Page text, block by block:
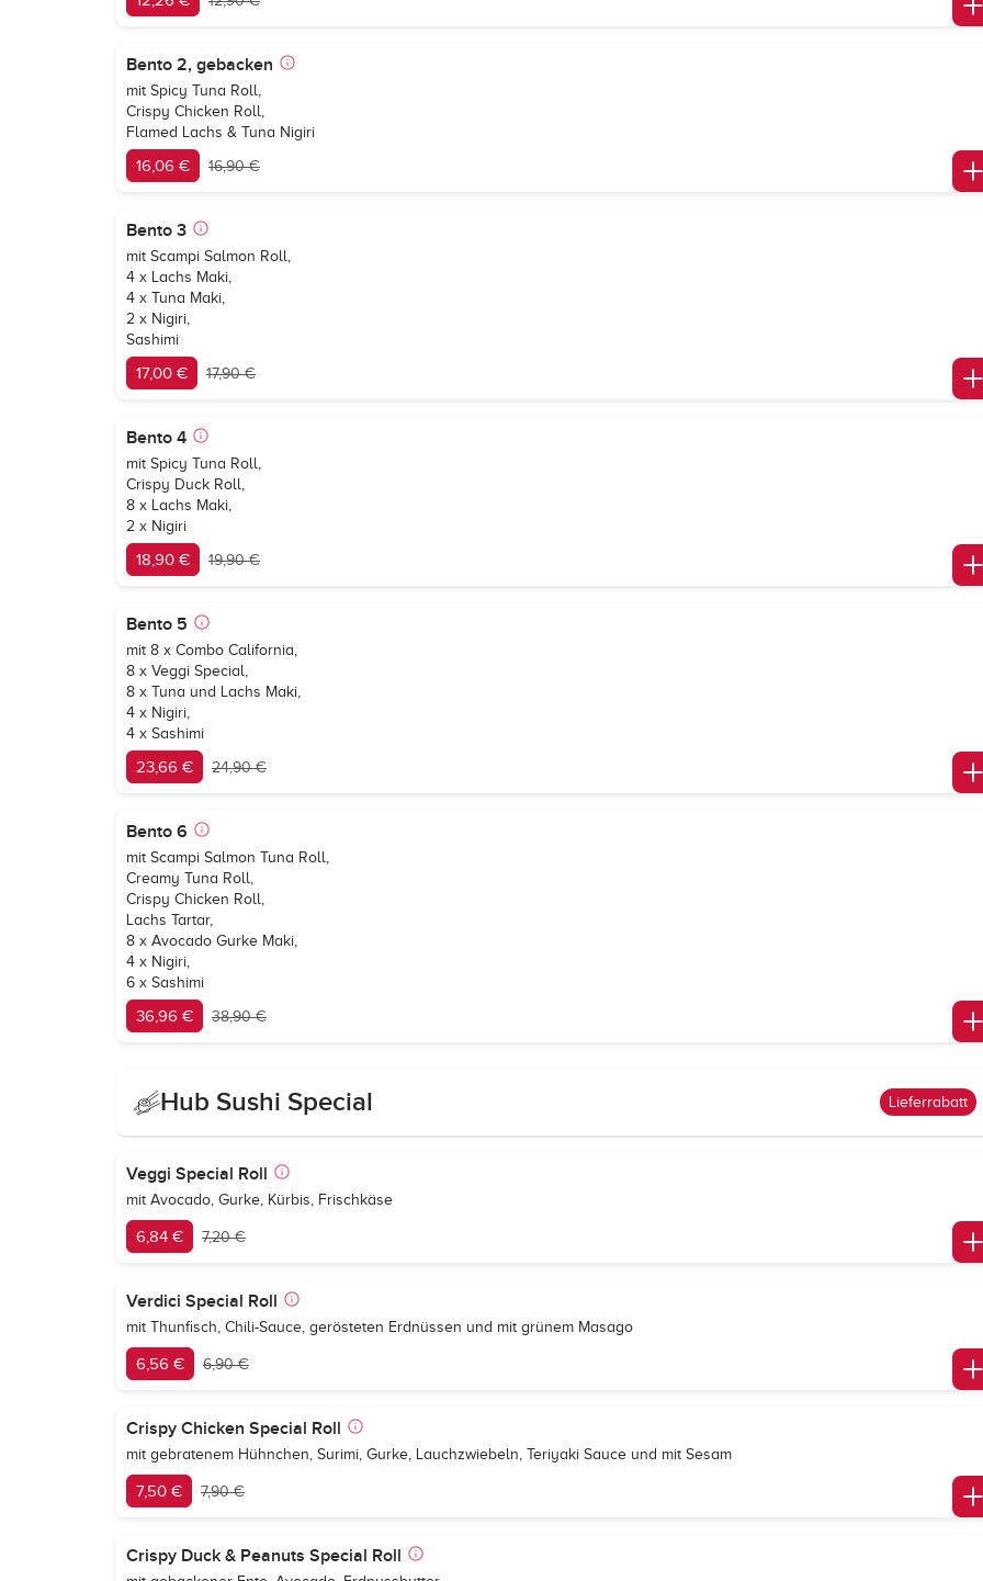
Bento 2, gebacken
mit Spicy Tuna Roll,
Crispy Chicken Roll,
Flamed Lachs & Tuna Nigiri
16,06 € 16,90 €
Bento 3
mit Scampi Salmon Roll,
4 x Lachs Maki,
4 x Tuna Maki,
2 x Nigiri,
Sashimi
17,00 € 17,90 €
Bento 4
mit Spicy Tuna Roll,
Crispy Duck Roll,
8 x Lachs Maki,
2 x Nigiri
18,90 € 19,90 €
Bento 5
mit 8 x Combo California,
8 x Veggi Special,
8 x Tuna und Lachs Maki,
4 x Nigiri,
4 x Sashimi
23,66 € 24,90 €
Bento 6
mit Scampi Salmon Tuna Roll,
Creamy Tuna Roll,
Crispy Chicken Roll,
Lachs Tartar,
8 x Avocado Gurke Maki,
4 x Nigiri,
6 x Sashimi
36,96 € 38,90 €
Hub Sushi Special Lieferrabatt
Veggi Special Roll
mit Avocado, Gurke, Kürbis, Frischkäse
6,84 € 7,20 €
Verdici Special Roll
mit Thunfisch, Chili-Sauce, gerösteten Erdnüssen und mit grünem Masago
6,56 € 6,90 €
Crispy Chicken Special Roll
mit gebratenem Hühnchen, Surimi, Gurke, Lauchzwiebeln, Teriyaki Sauce und mit Sesam
7,50 € 7,90 €
Crispy Duck & Peanuts Special Roll